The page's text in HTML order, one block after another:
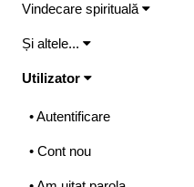
Vindecare spirituală
Și altele...
Utilizator
• Autentificare
• Cont nou